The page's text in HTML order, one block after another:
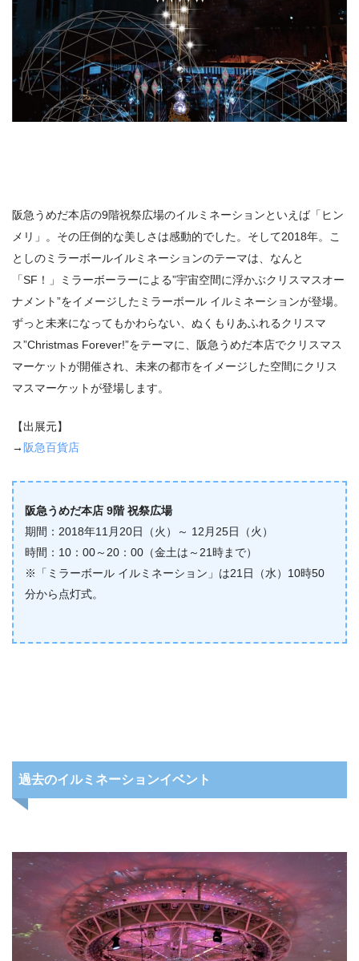
阪急うめだ本店の9階祝祭広場のイルミネーションといえば「ヒン
メリ」。その圧倒的な美しさは感動的でした。そして2018年。こ
としのミラーボールイルミネーションのテーマは、なんと
「SF！」ミラーボーラーによる”宇宙空間に浮かぶクリスマスオー
ナメント”をイメージしたミラーボール イルミネーションが登場。
ずっと未来になってもかわらない、ぬくもりあふれるクリスマ
ス”Christmas Forever!”をテーマに、阪急うめだ本店でクリスマス
マーケットが開催され、未来の都市をイメージした空間にクリス
マスマーケットが登場します。
【出展元】
→ 阪急百貨店
阪急うめだ本店 9階 祝祭広場
期間：2018年11月20日（火）～ 12月25日（火）
時間：10：00～20：00（金土は～21時まで）
※「ミラーボール イルミネーション」は21日（水）10時50
分から点灯式。
過去のイルミネーションイベント